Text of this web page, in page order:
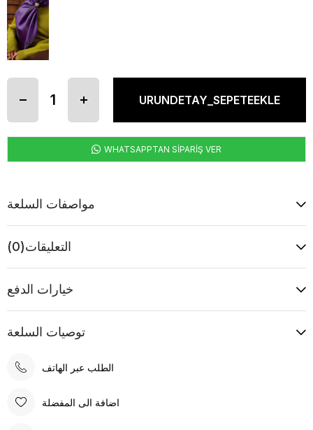
WHATSAPPTAN SİPARİŞ VER
مواصفات السلعة
التعليقات(0)
خيارات الدفع
توصيات السلعة
الطلب عبر الهاتف
اضافة الى المفضلة